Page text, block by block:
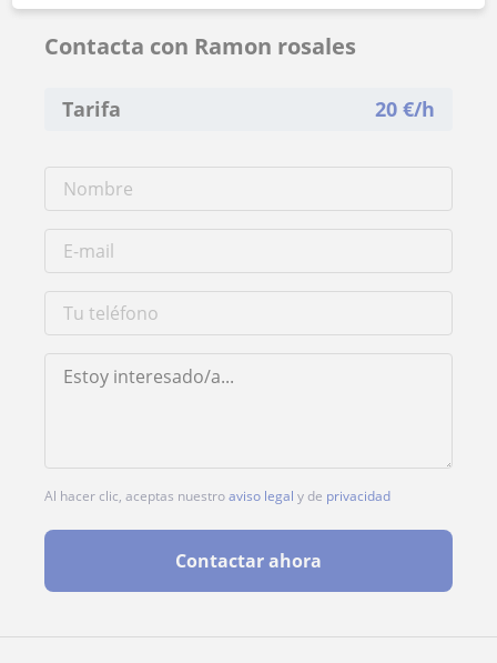
Contacta con Ramon rosales
Tarifa 20 €/h
Al hacer clic, aceptas nuestroaviso legal y de privacidad
Contactar ahora